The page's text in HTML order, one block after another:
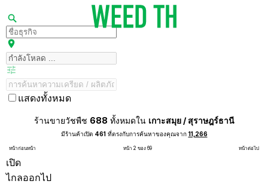
แสดงทั้งหมด
ร้านขายวัชพืช 688 ทั้งหมดใน เกาะสมุย / สุราษฎร์ธานี
มีร้านค้าเปิด 461ที่ตรงกับการค้นหาของคุณจาก 11,266
หน้าก่อนหน้า หน้า 2 ของ 69 หน้าต่อไป
เปิด
ไกลออกไป